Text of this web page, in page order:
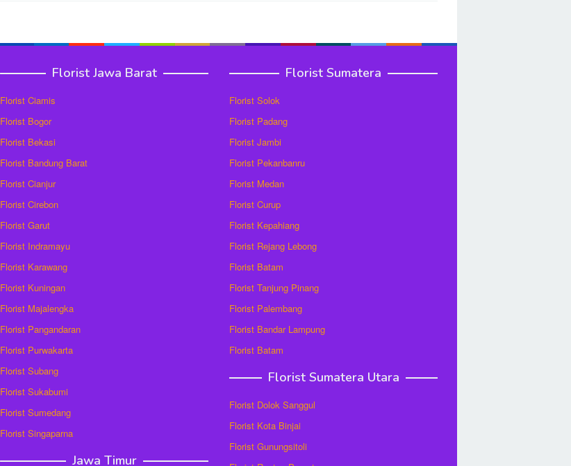
Florist Jawa Barat
Florist Ciamis
Florist Bogor
Florist Bekasi
Florist Bandung Barat
Florist Cianjur
Florist Cirebon
Florist Garut
Florist Indramayu
Florist Karawang
Florist Kuningan
Florist Majalengka
Florist Pangandaran
Florist Purwakarta
Florist Subang
Florist Sukabumi
Florist Sumedang
Florist Singaparna
Jawa Timur
Florist Sumatera
Florist Solok
Florist Padang
Florist Jambi
Florist Pekanbanru
Florist Medan
Florist Curup
Florist Kepahiang
Florist Rejang Lebong
Florist Batam
Florist Tanjung Pinang
Florist Palembang
Florist Bandar Lampung
Florist Batam
Florist Sumatera Utara
Florist Dolok Sanggul
Florist Kota Binjai
Florist Gunungsitoli